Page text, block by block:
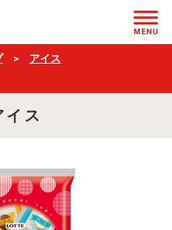
MENU
アイス
イス